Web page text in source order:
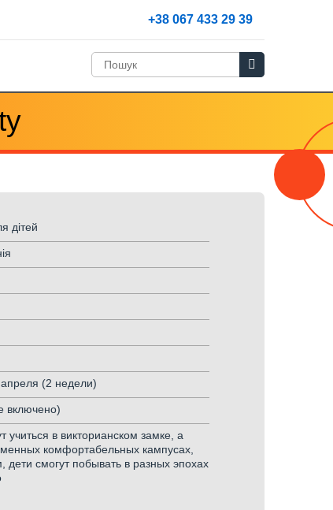
+38 067 433 29 39
дітей
(2 недели)
включено)
учиться в викторианском замке, а
комфортабельных кампусах,
дети смогут побывать в разных эпохах